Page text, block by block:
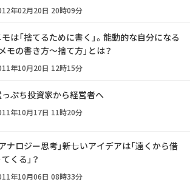
年02月20日 20時09分
モは「捨てるために書く」。能動的な自分になる
メモの書き方～捨て方」とは？
年10月20日 12時15分
っぷち投資家から経営者へ
年10月17日 11時20分
アナロジー思考」――新しいアイデアは「遠くから借
くる」？
年10月06日 08時33分